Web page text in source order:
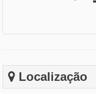
Localização